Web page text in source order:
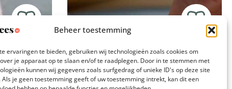
Beheer toestemming
ervaringen te bieden, gebruiken wij technologieën zoals cookies om
je apparaat op te slaan en/of te raadplegen. Door in te stemmen met
kunnen wij gegevens zoals surfgedrag of unieke ID's op deze site
Als je geen toestemming geeft of uw toestemming intrekt, kan dit een